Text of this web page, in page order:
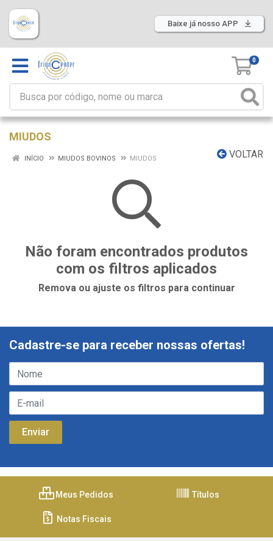
Baixe já nosso APP
0
MIUDOS
VOLTAR
INÍCIO MIUDOS BOVINOS MIUDOS
Não foram encontrados produtos
com os filtros aplicados
Remova ou ajuste os filtros para continuar
Cadastre-se para receber nossas ofertas!
Meus Pedidos Títulos
Notas Fiscais